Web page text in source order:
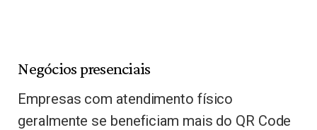
Negócios presenciais
Empresas com atendimento físico
geralmente se beneficiam mais do QR Code